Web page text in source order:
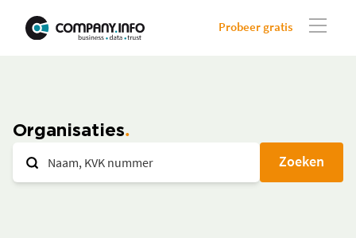
Probeer gratis
Organisaties
Zoeken